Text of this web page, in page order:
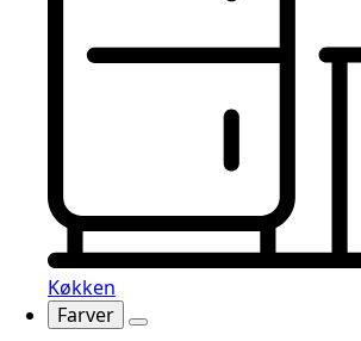
Køkken
Farver